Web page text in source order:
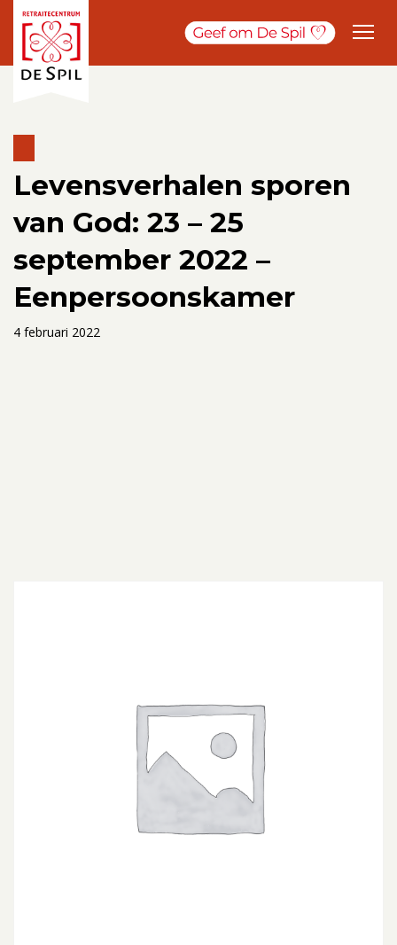
Levensverhalen sporen
van God: 23 – 25
september 2022 –
Eenpersoonskamer
4 februari 2022